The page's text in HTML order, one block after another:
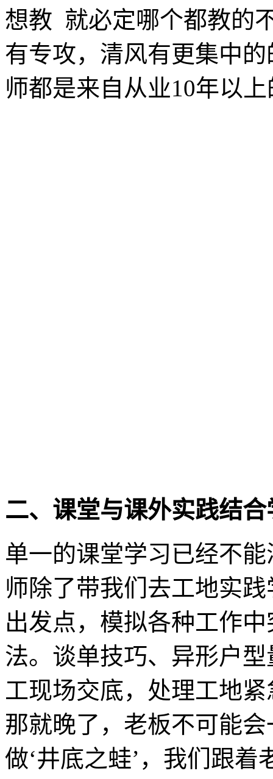
想教 就必定哪个都教的
有专攻，清风有更集中
师都是来自从业10年以
二、课堂与课外实践结
单一的课堂学习已经不
师除了带我们去工地实
出发点，模拟各种工作
法。谈单技巧、异形户
工现场交底，处理工地
那就晚了，老板不可能
做‘井底之蛙’，我们跟